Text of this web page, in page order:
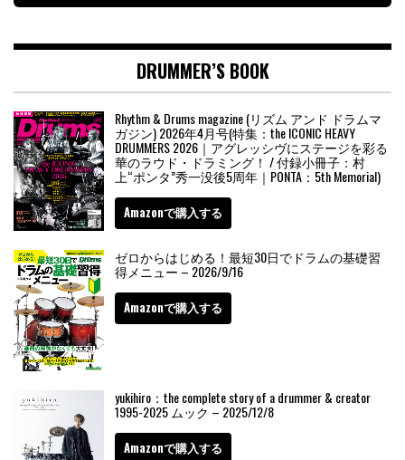
DRUMMER’S BOOK
Rhythm & Drums magazine (リズム アンド ドラムマ
ガジン) 2026年4月号(特集：the ICONIC HEAVY
DRUMMERS 2026｜アグレッシヴにステージを彩る
華のラウド・ドラミング！ / 付録小冊子：村
上“ポンタ”秀一没後5周年｜PONTA：5th Memorial)
Amazonで購入する
ゼロからはじめる！最短30日でドラムの基礎習
得メニュー – 2026/9/16
Amazonで購入する
yukihiro：the complete story of a drummer & creator
1995-2025 ムック – 2025/12/8
Amazonで購入する